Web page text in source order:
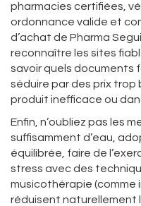
pharmacies certifiées,
ordonnance valide et
d’achat de Pharma
reconnaître les sites
savoir quels documents
séduire par des prix trop
produit inefficace ou
Enfin, n’oubliez pas les
suffisamment d’eau,
équilibrée, faire de
stress avec des
musicothérapie (comme
réduisent naturellement